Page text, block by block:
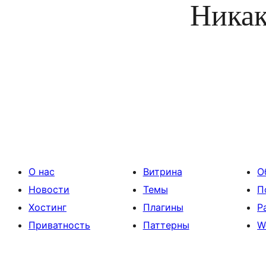
О нас
Новости
Хостинг
Приватность
Витрина
Темы
Плагины
Паттерны